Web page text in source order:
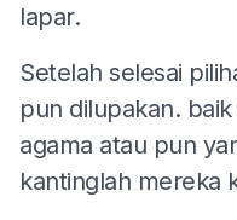
lapar.
Setelah selesai
pun dilupakan.
agama atau pun
kantinglah mereka